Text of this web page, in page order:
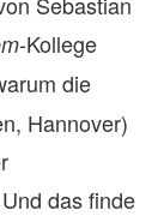
-Kollege
die
Hannover)
das finde